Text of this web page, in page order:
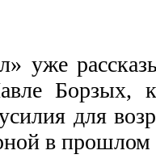
уже
Борзых,
для
в прошлом